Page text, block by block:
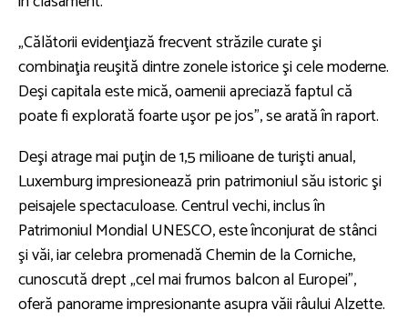
„Călătorii evidenţiază frecvent străzile curate şi
combinaţia reuşită dintre zonele istorice şi cele moderne.
Deşi capitala este mică, oamenii apreciază faptul că
poate fi explorată foarte uşor pe jos”, se arată în raport.
Deşi atrage mai puţin de 1,5 milioane de turişti anual,
Luxemburg impresionează prin patrimoniul său istoric şi
peisajele spectaculoase. Centrul vechi, inclus în
Patrimoniul Mondial UNESCO, este înconjurat de stânci
şi văi, iar celebra promenadă Chemin de la Corniche,
cunoscută drept „cel mai frumos balcon al Europei”,
oferă panorame impresionante asupra văii râului Alzette.